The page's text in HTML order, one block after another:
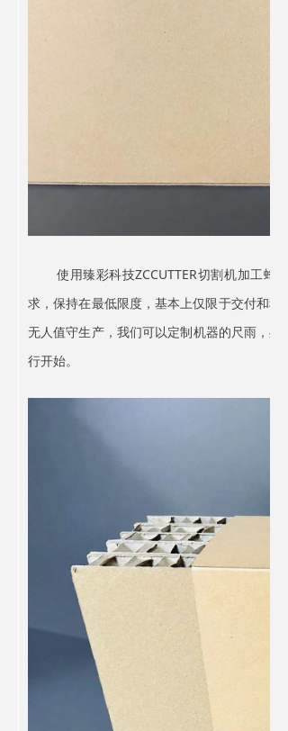
使用臻彩科技ZCCUTTER切割机加工
求，保持在最低限度，基本上仅限于交付和
无人值守生产，我们可以定制机器的尺雨，
行开始。